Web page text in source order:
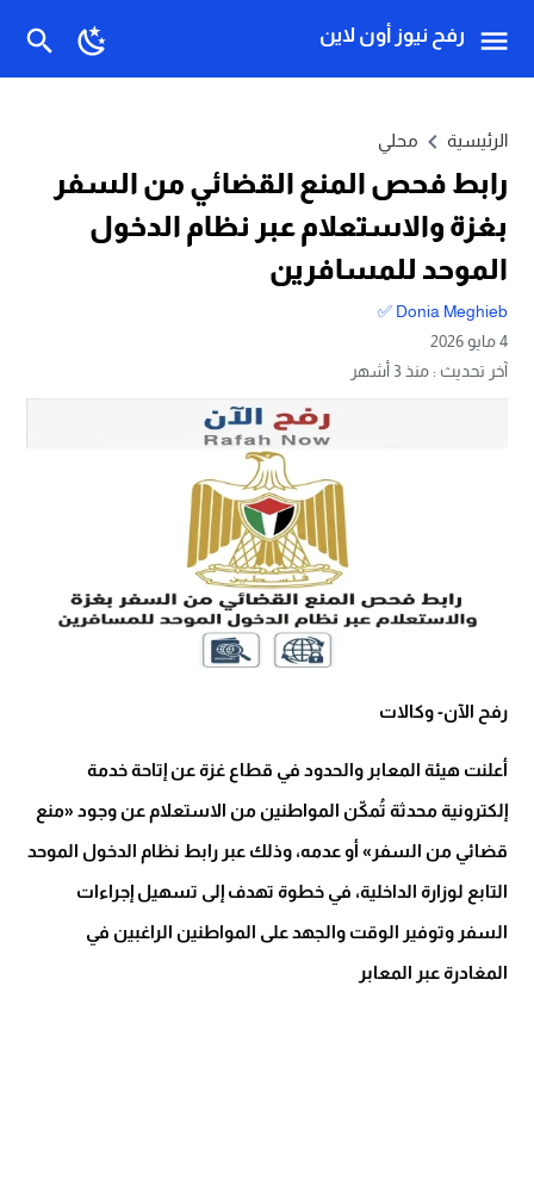
رفح نيوز أون لاين
الرئيسية محلي
رابط فحص المنع القضائي من السفر
بغزة والاستعلام عبر نظام الدخول
الموحد للمسافرين
Donia Meghieb ✅
4 مايو 2026
آخر تحديث :منذ 3 أشهر
رفح الآن- وكالات
أعلنت هيئة المعابر والحدود في قطاع غزة عن إتاحة خدمة
إلكترونية محدثة تُمكّن المواطنين من الاستعلام عن وجود «منع
قضائي من السفر» أو عدمه، وذلك عبر رابط نظام الدخول الموحد
التابع لوزارة الداخلية، في خطوة تهدف إلى تسهيل إجراءات
السفر وتوفير الوقت والجهد على المواطنين الراغبين في
المغادرة عبر المعابر